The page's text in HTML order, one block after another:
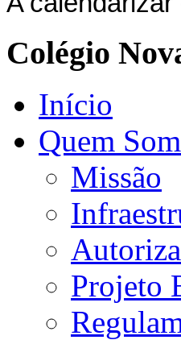
Colégio
Início
Quem
Missão
Projeto